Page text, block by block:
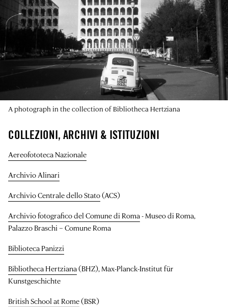
A photograph in the collection of Bibliotheca Hertziana
COLLEZIONI, ARCHIVI & ISTITUZIONI
Aereofototeca Nazionale
Archivio Alinari
Archivio Centrale dello Stato(ACS)
Archivio fotografico del Comune di Roma- Museo di Roma,
Palazzo Braschi – Comune Roma
Biblioteca Panizzi
Bibliotheca Hertziana(BHZ), Max-Planck-Institut für
Kunstgeschichte
British School at Rome(BSR)